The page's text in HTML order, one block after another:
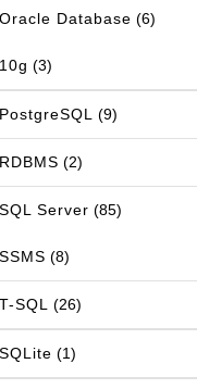
Oracle Database (6)
10g (3)
PostgreSQL (9)
RDBMS (2)
SQL Server (85)
SSMS (8)
T-SQL (26)
SQLite (1)